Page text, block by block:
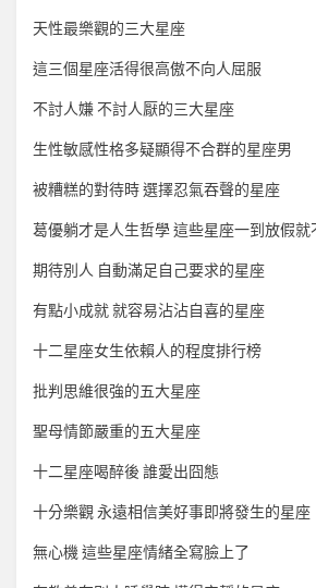
天性最樂觀的三大星座
這三個星座活得很高傲不向人屈服
不討人嫌 不討人厭的三大星座
生性敏感性格多疑顯得不合群的星座男
被糟糕的對待時 選擇忍氣吞聲的星座
葛優躺才是人生哲學 這些星座一到放假就
期待別人 自動滿足自己要求的星座
有點小成就 就容易沾沾自喜的星座
十二星座女生依賴人的程度排行榜
批判思維很強的五大星座
聖母情節嚴重的五大星座
十二星座喝醉後 誰愛出囧態
十分樂觀 永遠相信美好事即將發生的星座
無心機 這些星座情緒全寫臉上了